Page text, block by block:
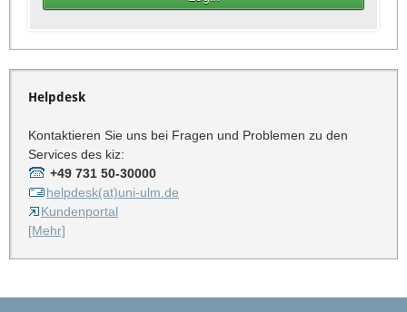
Helpdesk
Kontaktieren Sie uns bei Fragen und Problemen zu den
Services des kiz:
+49 731 50-30000
helpdesk(at)uni-ulm.de
Kundenportal
[Mehr]